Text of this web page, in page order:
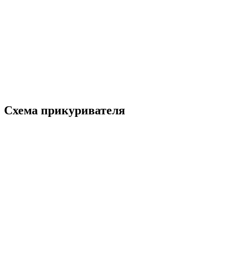
Схема прикуривателя